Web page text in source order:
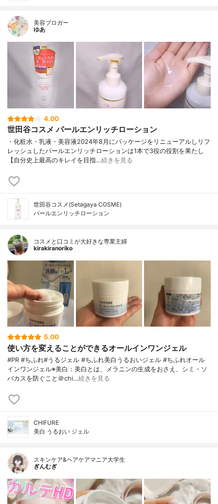
美容ブロガー
ゆあ
4.00
世田谷コスメ パールエンリッチローション
・化粧水・乳液・美容液2024年8月にパッケージをリニューアルしリフ
レッシュしたパールエンリッチローションは1本で3役の役割を果たし
【自分史上最高のキレイを目指…続きを見る
世田谷コスメ(Setagaya COSME)
パールエンリッチローション
コスメと口コミが大好きな専業主婦
kirakiranoriko
5.00
使い方を変えることができるオールインワンジェル
#PR #ちふれ#うるジェル #ちふれ美白うるおいジェル #ちふれオール
インワンジェル※美白：美白とは、メラニンの生成をおさえ、シミ・ソ
バカスを防ぐこと＠chi…続きを見る
CHIFURE
美白 うるおい ジェル
スキンケア&ヘアケアマニア大学生
ぎんむぎ